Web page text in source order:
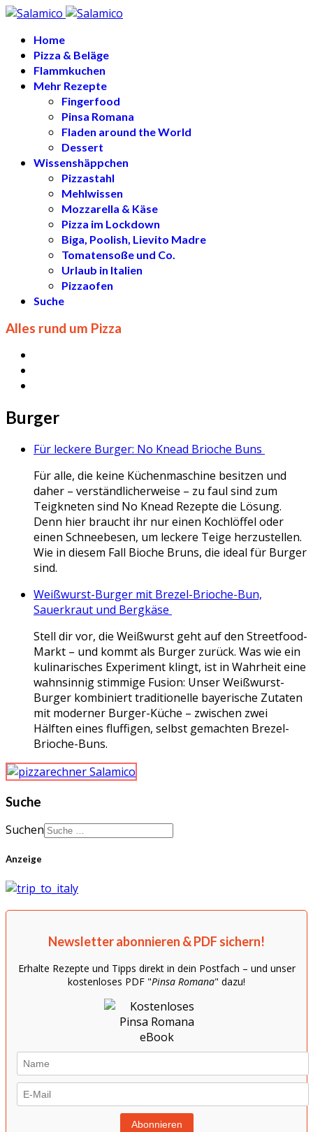
Home
Pizza & Beläge
Flammkuchen
Mehr Rezepte
Fingerfood
Pinsa Romana
Fladen around the World
Dessert
Wissenshäppchen
Pizzastahl
Mehlwissen
Mozzarella & Käse
Pizza im Lockdown
Biga, Poolish, Lievito Madre
Tomatensoße und Co.
Urlaub in Italien
Pizzaofen
Suche
Alles rund um Pizza
Burger
Für leckere Burger: No Knead Brioche Buns
Für alle, die keine Küchenmaschine besitzen und
daher – verständlicherweise – zu faul sind zum
Teigkneten sind No Knead Rezepte die Lösung.
Denn hier braucht ihr nur einen Kochlöffel oder
einen Schneebesen, um leckere Teige herzustellen.
Wie in diesem Fall Bioche Bruns, die ideal für Burger
sind.
Weißwurst-Burger mit Brezel-Brioche-Bun,
Sauerkraut und Bergkäse
Stell dir vor, die Weißwurst geht auf den Streetfood-
Markt – und kommt als Burger zurück. Was wie ein
kulinarisches Experiment klingt, ist in Wahrheit eine
wahnsinnig stimmige Fusion: Unser Weißwurst-
Burger kombiniert traditionelle bayerische Zutaten
mit moderner Burger-Küche – zwischen zwei
Hälften eines fluffigen, selbst gemachten Brezel-
Brioche-Buns.
Suche
Suchen
Anzeige
Newsletter abonnieren & PDF sichern!
Erhalte Rezepte und Tipps direkt in dein Postfach – und unser
kostenloses PDF "Pinsa Romana" dazu!